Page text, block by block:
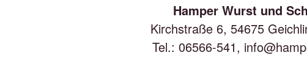
Hamper Wurst und
Kirchstraße 6, 54675
Tel.: 06566-541,